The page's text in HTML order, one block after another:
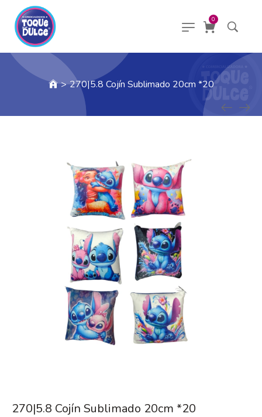
0
> 270|5.8 Cojín Sublimado 20cm *20
270|5.8 Cojín Sublimado 20cm *20